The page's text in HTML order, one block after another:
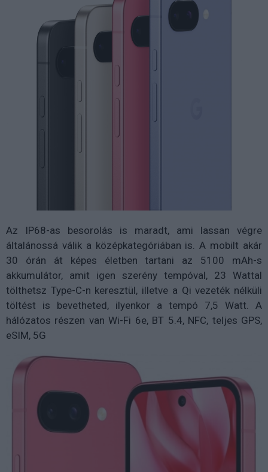
Az IP68-as besorolás is maradt, ami lassan végre
általánossá válik a középkategóriában is. A mobilt akár
30 órán át képes életben tartani az 5100 mAh-s
akkumulátor, amit igen szerény tempóval, 23 Wattal
tölthetsz Type-C-n keresztül, illetve a Qi vezeték nélküli
töltést is bevetheted, ilyenkor a tempó 7,5 Watt. A
hálózatos részen van Wi-Fi 6e, BT 5.4, NFC, teljes GPS,
eSIM, 5G